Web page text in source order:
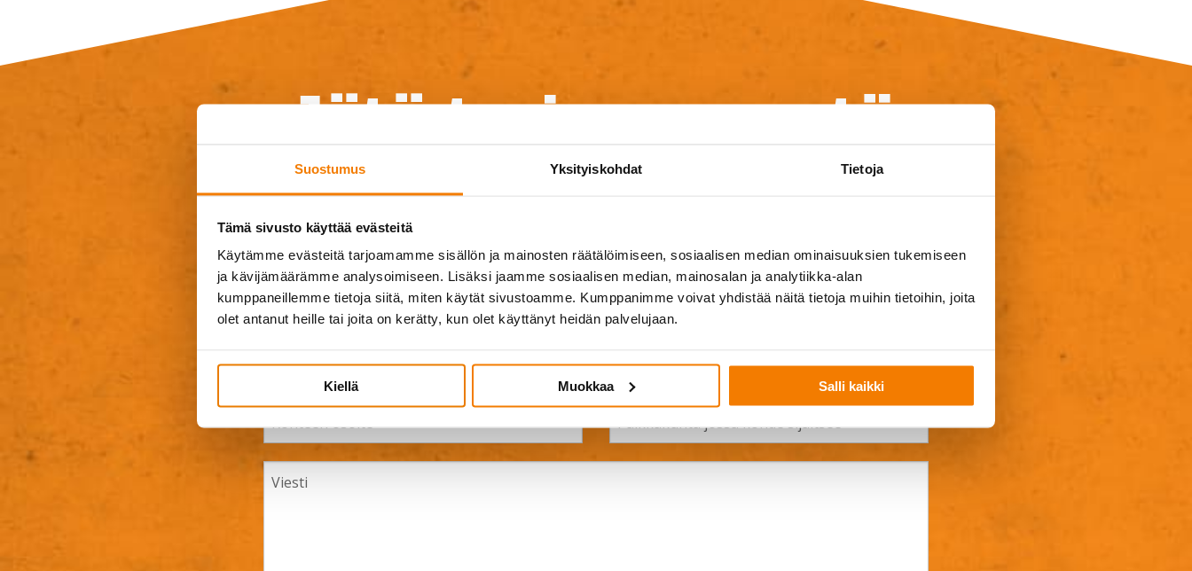
Suostumus Yksityiskohdat Tietoja
Tämä sivusto käyttää evästeitä
Käytämme evästeitä tarjoamamme sisällön ja mainosten räätälöimiseen, sosiaalisen median ominaisuuksien tukemiseen
ja kävijämäärämme analysoimiseen. Lisäksi jaamme sosiaalisen median, mainosalan ja analytiikka-alan
kumppaneillemme tietoja siitä, miten käytät sivustoamme. Kumppanimme voivat yhdistää näitä tietoja muihin tietoihin, joita
olet antanut heille tai joita on kerätty, kun olet käyttänyt heidän palvelujaan.
Kiellä Muokkaa Salli kaikki
Jätä tarjouspyyntö
Tarvitsetko lisätietoja palveluistamme, tarjouksen purku-urakallesi vai heräsikö jotain